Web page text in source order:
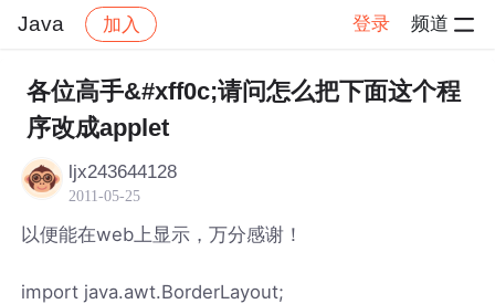
Java 加入 登录 频道
社区 Java 帖子详情
各位高手&#xff0c;请问怎么把下面这个程
序改成applet
ljx243644128
2011-05-25
以便能在web上显示，万分感谢！
import java.awt.BorderLayout;